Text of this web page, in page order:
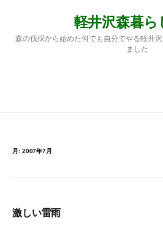
軽井沢森暮ら
森の伐採から始めた何でも自分でやる軽井
ました
月: 2007年7月
激しい雷雨